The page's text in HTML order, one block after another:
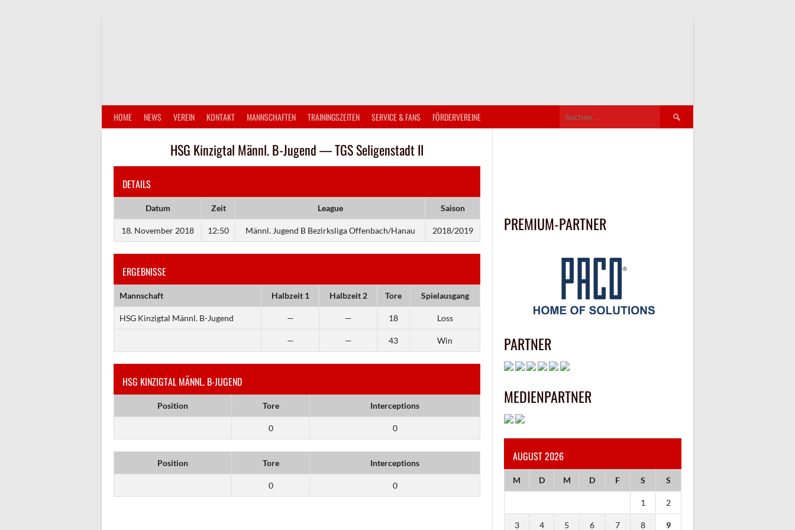
HOME NEWS VEREIN KONTAKT MANNSCHAFTEN TRAININGSZEITEN SERVICE & FANS FÖRDERVEREINE
Suchen
nach:
HSG Kinzigtal Männl. B-Jugend — TGS Seligenstadt II
DETAILS
Datum Zeit League Saison
18. November 2018 12:50 Männl. Jugend B Bezirksliga Offenbach/Hanau 2018/2019
ERGEBNISSE
Mannschaft Halbzeit 1 Halbzeit 2 Tore Spielausgang
HSG Kinzigtal Männl. B-Jugend — — 18 Loss
— — 43 Win
HSG KINZIGTAL MÄNNL. B-JUGEND
Position Tore Interceptions
0 0
Position Tore Interceptions
0 0
PREMIUM-PARTNER
PARTNER
MEDIENPARTNER
AUGUST 2026
M D M D F S S
1 2
3 4 5 6 7 8 9